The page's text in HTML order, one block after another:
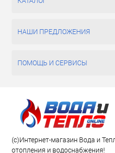
НАШИ ПРЕДЛОЖЕНИЯ
ПОМОЩЬ И СЕРВИСЫ
(c)Интернет-магазин Вода и
отопления и водоснабжения!